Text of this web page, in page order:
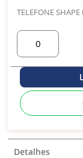
TELEFONE
Detalhes